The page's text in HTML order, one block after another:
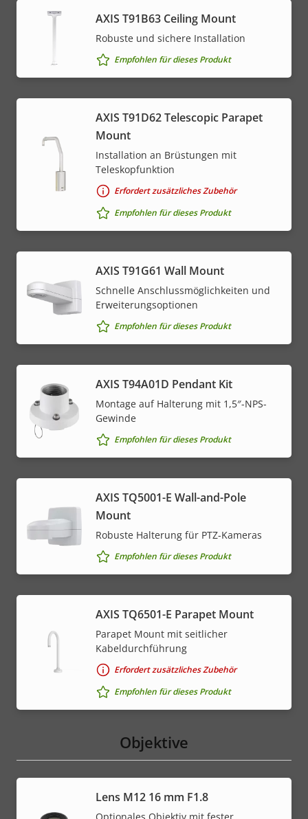
AXIS T91B63 Ceiling Mount
Robuste und sichere Installation
Empfohlen für dieses Produkt
AXIS T91D62 Telescopic Parapet
Mount
Installation an Brüstungen mit
Teleskopfunktion
Erfordert zusätzliches Zubehör
Empfohlen für dieses Produkt
AXIS T91G61 Wall Mount
Schnelle Anschlussmöglichkeiten und
Erweiterungsoptionen
Empfohlen für dieses Produkt
AXIS T94A01D Pendant Kit
Montage auf Halterung mit 1,5″-NPS-
Gewinde
Empfohlen für dieses Produkt
AXIS TQ5001-E Wall-and-Pole
Mount
Robuste Halterung für PTZ-Kameras
Empfohlen für dieses Produkt
AXIS TQ6501-E Parapet Mount
Parapet Mount mit seitlicher
Kabeldurchführung
Erfordert zusätzliches Zubehör
Empfohlen für dieses Produkt
Objektive
Lens M12 16 mm F1.8
Optionales Objektiv mit fester